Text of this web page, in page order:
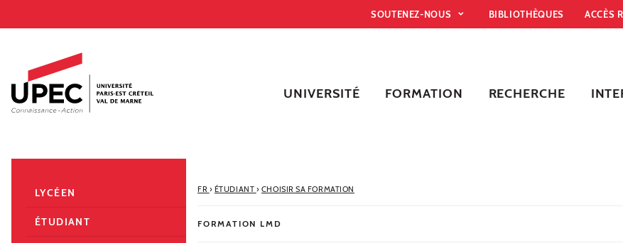
Accès directs
Recherche
Navigation secondaire
SOUTENEZ-NOUS BIBLIOTHÈQUES ACCÈS
UNIVERSITÉ FORMATION RECHERCHE
FR › ÉTUDIANT › CHOISIR SA FORMATION
FORMATION LMD
LYCÉEN
ÉTUDIANT